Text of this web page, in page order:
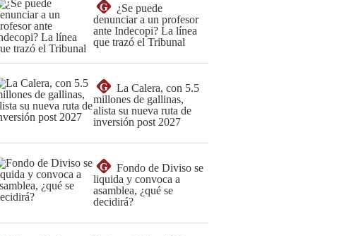
G
¿Se puede
denunciar a un profesor
ante Indecopi? La línea
que trazó el Tribunal
G
La Calera, con 5.5
millones de gallinas,
alista su nueva ruta de
inversión post 2027
G
Fondo de Diviso se
liquida y convoca a
asamblea, ¿qué se
decidirá?